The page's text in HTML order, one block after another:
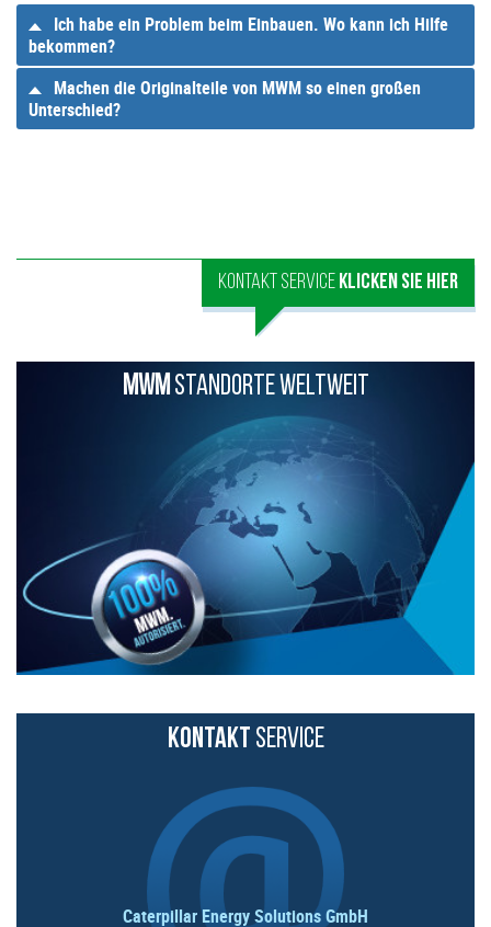
Ich habe ein Problem beim Einbauen. Wo kann ich Hilfe
bekommen?
Machen die Originalteile von MWM so einen großen
Unterschied?
KONTAKT SERVICE KLICKEN SIE HIER
MWMSTANDORTE WELTWEIT
KONTAKT SERVICE
Caterpillar Energy Solutions GmbH